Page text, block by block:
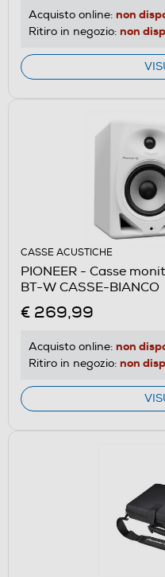
Acquisto online: non
Ritiro in negozio: non
CASSE ACUSTICHE
PIONEER - Casse
BT-W CASSE-BIANCO
€ 269,99
Acquisto online: non
Ritiro in negozio: non